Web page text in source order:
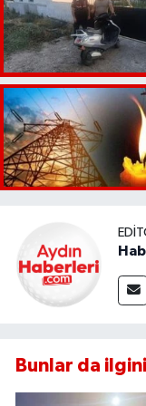
Bunlar da
UŞAK
YURT